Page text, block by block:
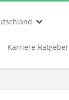
Karriere-Ratgeber